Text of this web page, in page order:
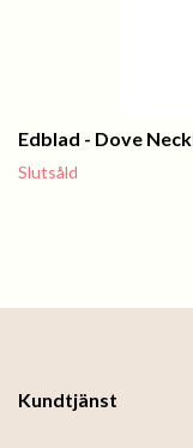
Edblad - Dove
Slutsåld
Kundtjänst